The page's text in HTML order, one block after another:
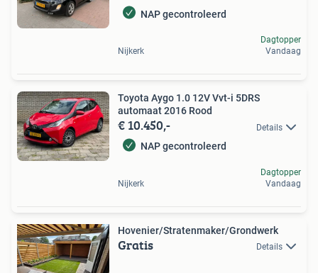
NAP gecontroleerd
Nijkerk
Dagtopper
Vandaag
Toyota Aygo 1.0 12V Vvt-i 5DRS
automaat 2016 Rood
€ 10.450,- Details
NAP gecontroleerd
Nijkerk
Dagtopper
Vandaag
Hovenier/Stratenmaker/Grondwerk
Gratis Details